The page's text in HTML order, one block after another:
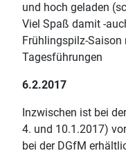
und hoch geladen
Viel Spaß damit -
Frühlingspilz-Saison
Tagesführungen
6.2.2017
Inzwischen ist bei
4. und 10.1.2017)
bei der DGfM